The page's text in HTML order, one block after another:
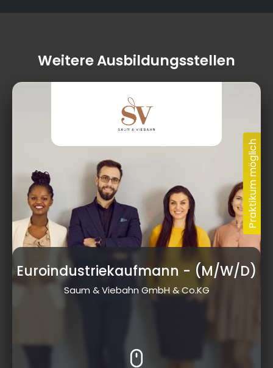
Weitere Ausbildungsstellen
Euroindustriekaufmann - (M/W/D)
Saum & Viebahn GmbH & Co.KG